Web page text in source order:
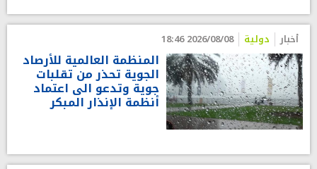
أخبار دولية 2026/08/08 18:46
المنظمة العالمية للأرصاد
الجوية تحذر من تقلبات
جوية وتدعو الى اعتماد
أنظمة الإنذار المبكر